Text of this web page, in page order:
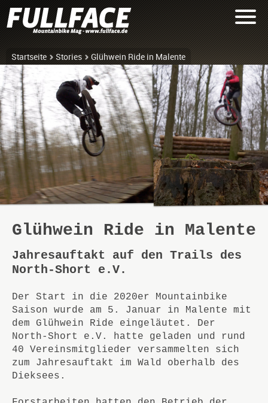
Startseite Stories Glühwein Ride in Malente
Glühwein Ride in Malente
Jahresauftakt auf den Trails des
North-Short e.V.
Der Start in die 2020er Mountainbike
Saison wurde am 5. Januar in Malente mit
dem Glühwein Ride eingeläutet. Der
North-Short e.V. hatte geladen und rund
40 Vereinsmitglieder versammelten sich
zum Jahresauftakt im Wald oberhalb des
Dieksees.